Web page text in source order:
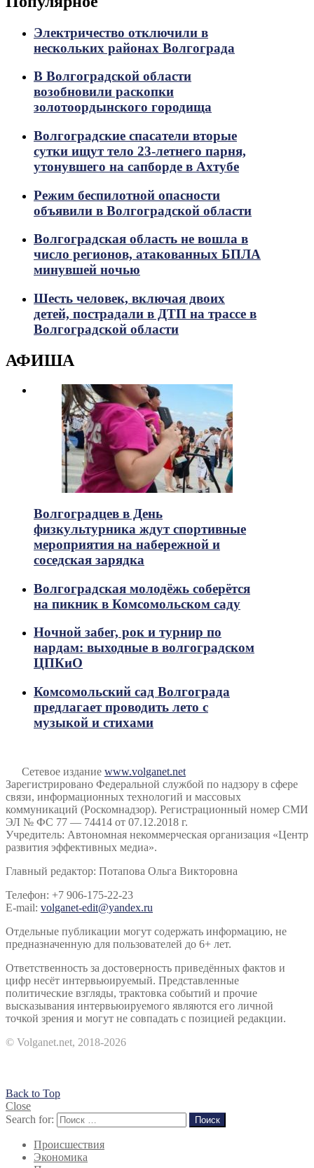
Электричество отключили в
нескольких районах Волгограда
В Волгоградской области
возобновили раскопки
золотоордынского городища
Волгоградские спасатели вторые
сутки ищут тело 23-летнего парня,
утонувшего на сапборде в Ахтубе
Режим беспилотной опасности
объявили в Волгоградской области
Волгоградская область не вошла в
число регионов, атакованных БПЛА
минувшей ночью
Шесть человек, включая двоих
детей, пострадали в ДТП на трассе в
Волгоградской области
АФИША
Волгоградцев в День
физкультурника ждут спортивные
мероприятия на набережной и
соседская зарядка
Волгоградская молодёжь соберётся
на пикник в Комсомольском саду
Ночной забег, рок и турнир по
нардам: выходные в волгоградском
ЦПКиО
Комсомольский сад Волгограда
предлагает проводить лето с
музыкой и стихами
Сетевое издание www.volganet.net
Зарегистрировано Федеральной службой по надзору в сфере
связи, информационных технологий и массовых
коммуникаций (Роскомнадзор). Регистрационный номер СМИ
ЭЛ № ФС 77 — 74414 от 07.12.2018 г.
Учредитель: Автономная некоммерческая организация «Центр
развития эффективных медиа».
Главный редактор: Потапова Ольга Викторовна
Телефон: +7 906-175-22-23
E-mail: volganet-edit@yandex.ru
Отдельные публикации могут содержать информацию, не
предназначенную для пользователей до 6+ лет.
Ответственность за достоверность приведённых фактов и
цифр несёт интервьюируемый. Представленные
политические взгляды, трактовка событий и прочие
высказывания интервьюируемого являются его личной
точкой зрения и могут не совпадать с позицией редакции.
© Volganet.net, 2018-2026
Back to Top
Close
Search for:
Поиск
Происшествия
Экономика